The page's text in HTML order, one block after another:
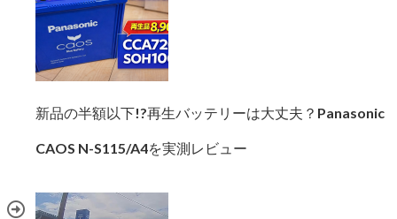
新品の半額以下!?再生バッテリーは大丈夫？Panasonic
CAOS N-S115/A4を実測レビュー